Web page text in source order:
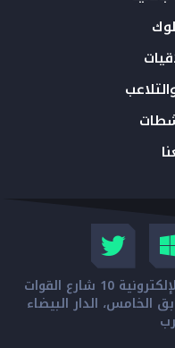
الجامعة الملكية المغربية للألعاب الإلكترونية 10 شارع القوات
الشقة 502، الطابق الخامس، الدار البيضاء